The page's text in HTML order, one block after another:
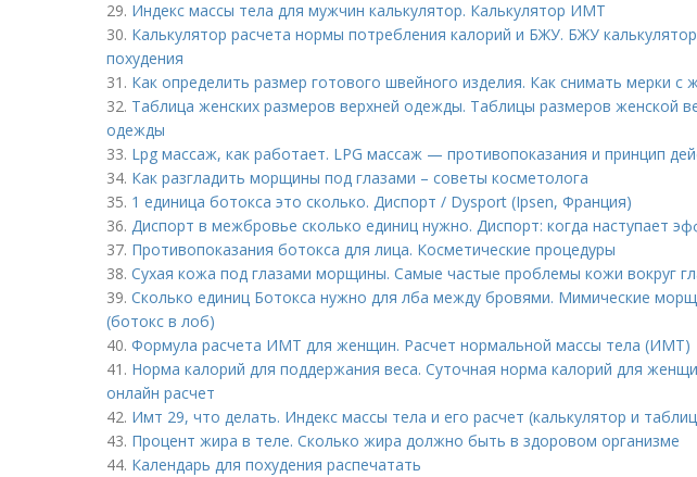
29. Индекс массы тела для мужчин калькулятор. Калькулятор ИМТ
30. Калькулятор расчета нормы потребления калорий и БЖУ. БЖУ
похудения
31. Как определить размер готового швейного изделия. Как снимать мерки с
32. Таблица женских размеров верхней одежды. Таблицы размеров женской
одежды
33. Lpg массаж, как работает. LPG массаж — противопоказания и принцип
34. Как разгладить морщины под глазами – советы косметолога
35. 1 единица ботокса это сколько. Диспорт / Dysport (Ipsen, Франция)
36. Диспорт в межбровье сколько единиц нужно. Диспорт: когда наступает
37. Противопоказания ботокса для лица. Косметические процедуры
38. Сухая кожа под глазами морщины. Самые частые проблемы кожи вокруг
39. Сколько единиц Ботокса нужно для лба между бровями. Мимические
(ботокс в лоб)
40. Формула расчета ИМТ для женщин. Расчет нормальной массы тела (ИМТ)
41. Норма калорий для поддержания веса. Суточная норма калорий для
онлайн расчет
42. Имт 29, что делать. Индекс массы тела и его расчет (калькулятор и
43. Процент жира в теле. Сколько жира должно быть в здоровом организме
44. Календарь для похудения распечатать